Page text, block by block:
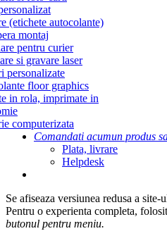
(etichete autocolante)
montaj
pentru curier
si gravare laser
personalizate
floor graphics
in rola, imprimate in
computerizata
Comandati acumun produs
Plata, livrare
Helpdesk
Se afiseaza versiunea redusa a
Pentru o experienta completa,
butonul pentru meniu.